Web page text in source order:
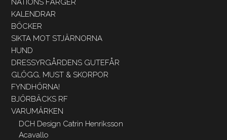
NATIONS FÄRGER
KALENDRAR
BÖCKER
SIKTA MOT STJÄRNORNA
HUND
DRESSYRGÅRDENS GUTEFÅR
GLÖGG, MUST & SKORPOR
FYNDHÖRNA!
BJÖRBÄCKS RF
VARUMÄRKEN
DCH Design Catrin Henriksson
Acavallo